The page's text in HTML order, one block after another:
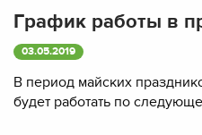
График работы в
03.05.2019
В период майских
будет работать по